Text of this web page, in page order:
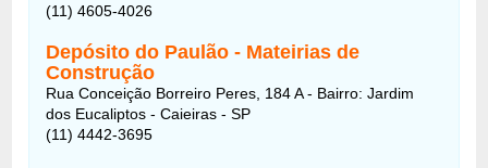
(11) 4605-4026
Depósito do Paulão - Mateirias de
Construção
Rua Conceição Borreiro Peres, 184 A - Bairro: Jardim
dos Eucaliptos - Caieiras - SP
(11) 4442-3695